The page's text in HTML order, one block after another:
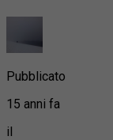
Pubblicato
15 anni fa
il